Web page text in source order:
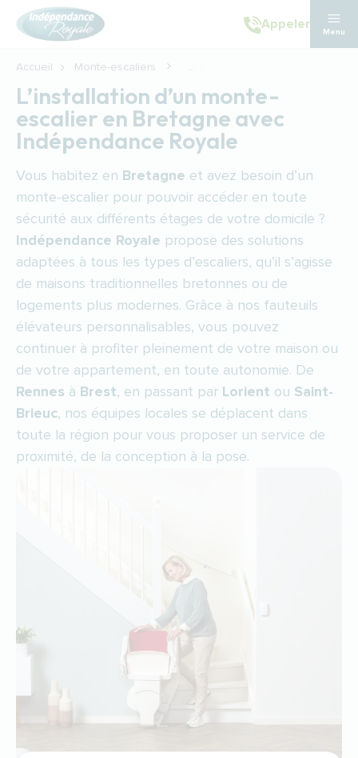
Aller au contenu principal
Appeler
Menu
Accueil Monte-escaliers ...
L’installation d’un monte-
escalier en Bretagne avec
Indépendance Royale
Vous habitez en Bretagne et avez besoin d’un
monte-escalier pour pouvoir accéder en toute
sécurité aux différents étages de votre domicile ?
Indépendance Royale propose des solutions
adaptées à tous les types d’escaliers, qu’il s’agisse
de maisons traditionnelles bretonnes ou de
logements plus modernes. Grâce à nos fauteuils
élévateurs personnalisables, vous pouvez
continuer à profiter pleinement de votre maison ou
de votre appartement, en toute autonomie. De
Rennes à Brest, en passant par Lorient ou Saint-
Brieuc, nos équipes locales se déplacent dans
toute la région pour vous proposer un service de
proximité, de la conception à la pose.